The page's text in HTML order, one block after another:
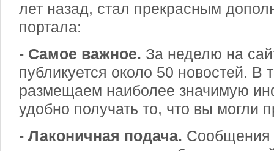
лет назад, стал прекрасным
портала:
- Самое важное. За неделю на
публикуется около 50 новостей. В
размещаем наиболее значимую
удобно получать то, что вы могли
- Лаконичная подача.